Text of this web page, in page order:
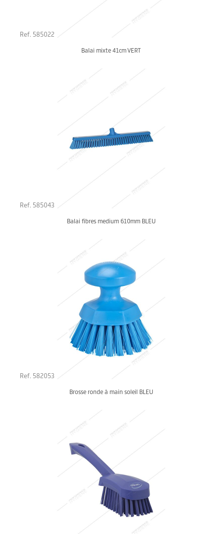
Ref. 585022
Balai mixte 41cm VERT
Ref. 585043
Balai fibres medium 610mm BLEU
Ref. 582053
Brosse ronde à main soleil BLEU